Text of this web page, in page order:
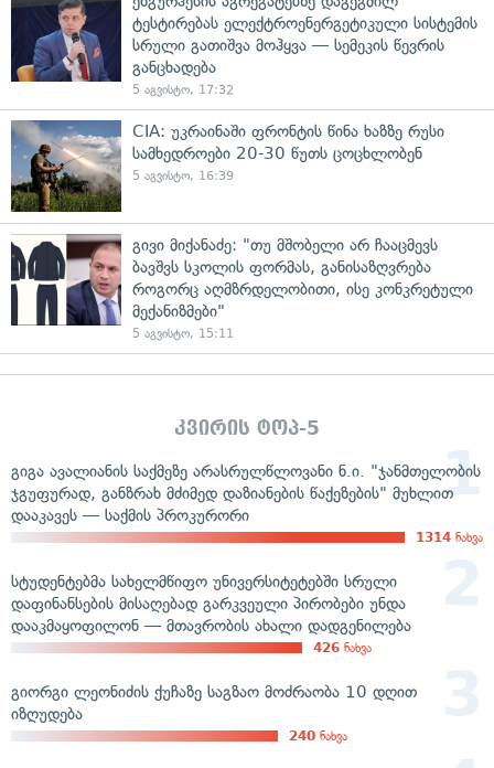
ტესტირებას ელექტროენერგეტიკული სისტემის
სრული გათიშვა მოჰყვა — სემეკის წევრის
განცხადება
5 აგვისტო, 17:32
CIA: უკრაინაში ფრონტის წინა ხაზზე რუსი
სამხედროები 20-30 წუთს ცოცხლობენ
5 აგვისტო, 16:39
გივი მიქანაძე: "თუ მშობელი არ ჩააცმევს
ბავშვს სკოლის ფორმას, განისაზღვრება
როგორც აღმზრდელობითი, ისე კონკრეტული
მექანიზმები"
5 აგვისტო, 15:11
კვირის ტოპ-5
გიგა ავალიანის საქმეზე არასრულწლოვანი ნ.ი. "ჯანმთელობის
ჯგუფურად, განზრახ მძიმედ დაზიანების წაქეზების" მუხლით
დააკავეს — საქმის პროკურორი
1314 ნახვა
სტუდენტებმა სახელმწიფო უნივერსიტეტებში სრული
დაფინანსების მისაღებად გარკვეული პირობები უნდა
დააკმაყოფილონ — მთავრობის ახალი დადგენილება
426 ნახვა
გიორგი ლეონიძის ქუჩაზე საგზაო მოძრაობა 10 დღით
იზღუდება
240 ნახვა